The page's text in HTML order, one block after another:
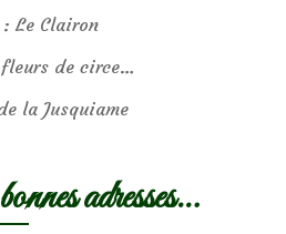
Le Clairon
fleurs de circe…
la Jusquiame
adresses…